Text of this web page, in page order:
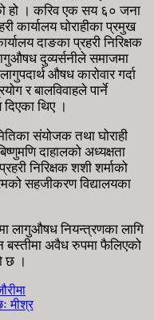
हो । करिव एक सय ६० जना
कार्यालय घोराहीका प्रमुख
दाङका प्रहरी निरिक्षक
दुव्यर्सनीले समाजमा
औषध कारोवार गर्दा
र बालविवाहले पार्ने
दिएका थिए ।
संयोजक तथा घोराही
दाहालको अध्यक्षता
निरिक्षक शशी शर्माको
सहजीकरण विद्यालयका
लागुऔषध नियन्त्रणका लागि
बस्तीमा अवैध रुपमा फैलिएको
छ ।
मीश्र